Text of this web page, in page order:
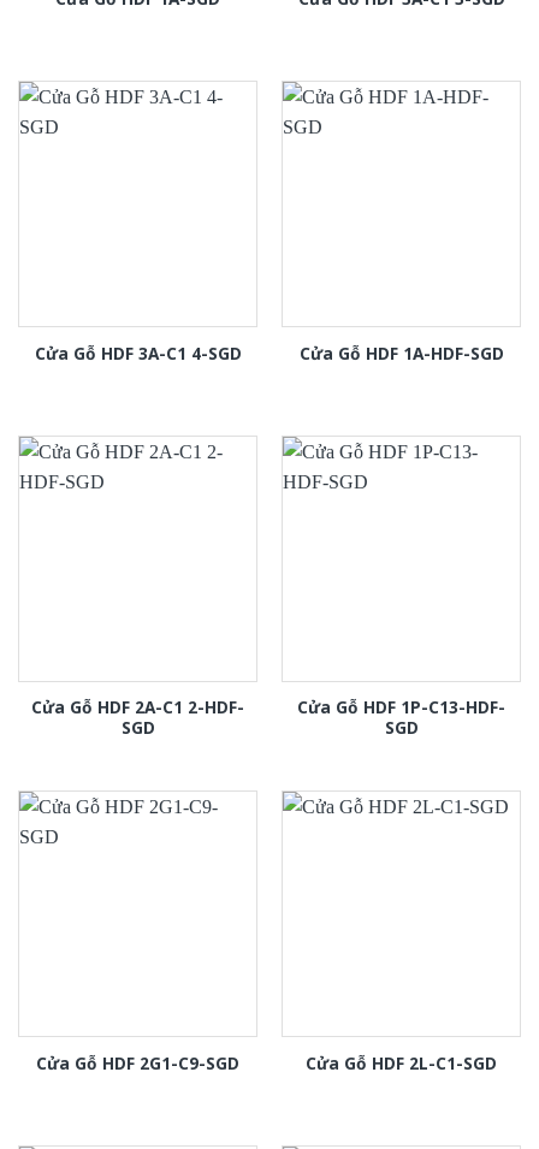
Cửa Gỗ HDF 3A-C1 4-SGD Cửa Gỗ HDF 1A-HDF-SGD
Cửa Gỗ HDF 2A-C1 2-HDF-
SGD
Cửa Gỗ HDF 1P-C13-HDF-
SGD
Cửa Gỗ HDF 2G1-C9-SGD Cửa Gỗ HDF 2L-C1-SGD